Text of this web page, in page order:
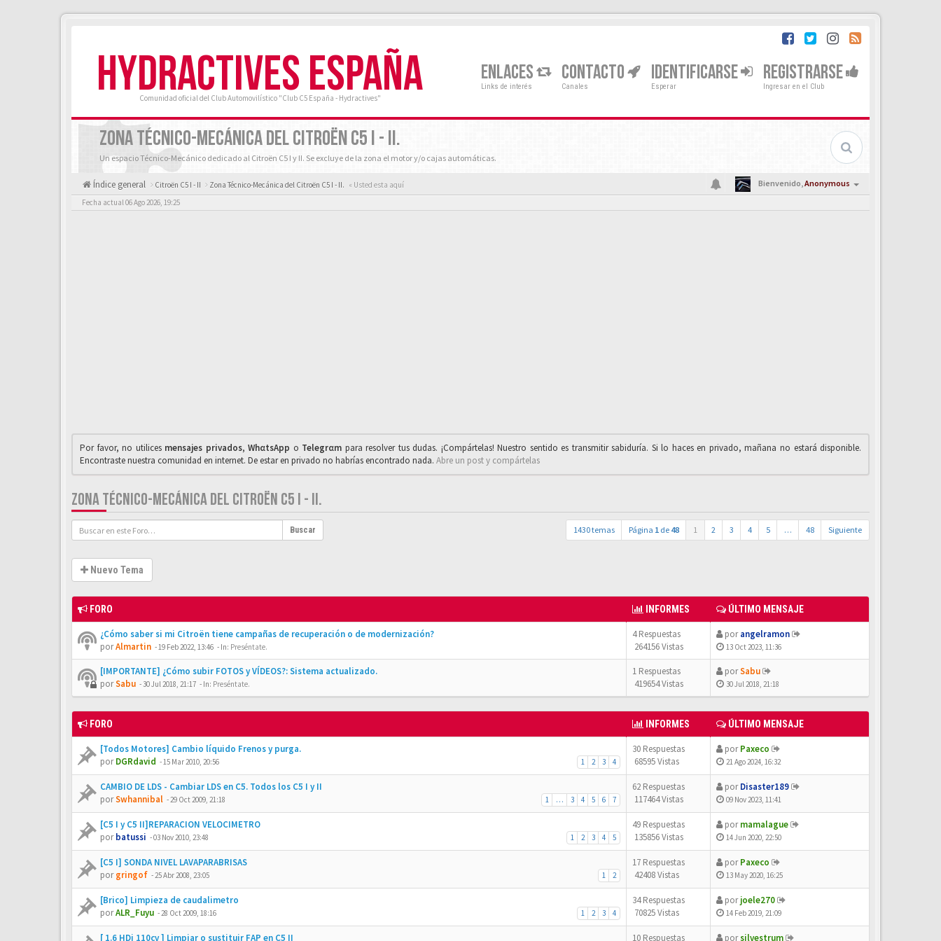
HYDRACTIVES ESPAÑA
Comunidad oficial del Club Automovilístico "Club C5 España - Hydractives"
ENLACES
Links de interés
CONTACTO
Canales
IDENTIFICARSE
Esperar
REGISTRARSE
Ingresar en el Club
ZONA TÉCNICO-MECÁNICA DEL CITROËN C5 I - II.
Un espacio Técnico-Mecánico dedicado al Citroën C5 I y II. Se excluye de la zona el motor y/o cajas automáticas.
Índice general Citroën C5 I - II Zona Técnico-Mecánica del Citroën C5 I - II. « Usted esta aquí Bienvenido,Anonymous
Fecha actual 06 Ago 2026, 19:25
Por favor, no utilices mensajes privados,WhαtsApp o Telegrαm para resolver tus dudas. ¡Compártelas! Nuestro sentido es transmitir sabiduría. Si lo haces en privado, mañana no estará disponible.
Encontraste nuestra comunidad en internet. De estar en privado no habrías encontrado nada. Abre un post y compártelas
ZONA TÉCNICO-MECÁNICA DEL CITROËN C5 I - II.
Buscar 1430 temas Página 1 de 48 1 2 3 4 5 … 48 Siguiente
Nuevo Tema
FORO INFORMES ÚLTIMO MENSAJE
¿Cómo saber si mi Citroën tiene campañas de recuperación o de modernización?
porAlmartin -19 Feb 2022, 13:46 - In: Preséntate.
4 Respuestas
264156 Vistas
porangelramon
13 Oct 2023, 11:36
[IMPORTANTE] ¿Cómo subir FOTOS y VÍDEOS?: Sistema actualizado.
porSabu - 30 Jul 2018, 21:17 - In: Preséntate.
1 Respuestas
419654 Vistas
porSabu
30 Jul 2018, 21:18
FORO INFORMES ÚLTIMO MENSAJE
[Todos Motores] Cambio líquido Frenos y purga.
1 2 3 4
porDGRdavid -15 Mar 2010, 20:56
30 Respuestas
68595 Vistas
porPaxeco
21 Ago 2024, 16:32
CAMBIO DE LDS - Cambiar LDS en C5. Todos los C5 I y II
1 … 3 4 5 6 7
porSwhannibal -29 Oct 2009, 21:18
62 Respuestas
117464 Vistas
porDisaster189
09 Nov 2023, 11:41
[C5 I y C5 II]REPARACION VELOCIMETRO
1 2 3 4 5
porbatussi -03 Nov 2010, 23:48
49 Respuestas
135856 Vistas
pormamalague
14 Jun 2020, 22:50
[C5 I] SONDA NIVEL LAVAPARABRISAS
1 2
porgringof -25 Abr 2008, 23:05
17 Respuestas
42408 Vistas
porPaxeco
13 May 2020, 16:25
[Brico] Limpieza de caudalimetro
1 2 3 4
porALR_Fuyu -28 Oct 2009, 18:16
34 Respuestas
70825 Vistas
porjoele270
14 Feb 2019, 21:09
[ 1.6 HDi 110cv ] Limpiar o sustituir FAP en C5 II
10 Respuestas
porsilvestrum